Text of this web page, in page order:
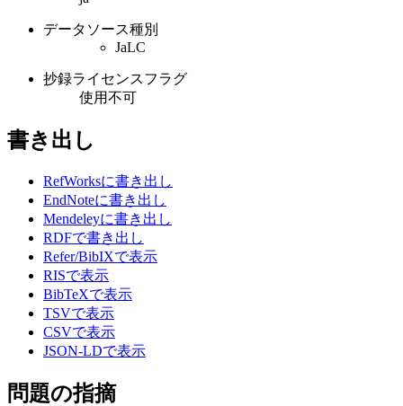
データソース種別
JaLC
抄録ライセンスフラグ
使用不可
書き出し
RefWorksに書き出し
EndNoteに書き出し
Mendeleyに書き出し
RDFで書き出し
Refer/BibIXで表示
RISで表示
BibTeXで表示
TSVで表示
CSVで表示
JSON-LDで表示
問題の指摘